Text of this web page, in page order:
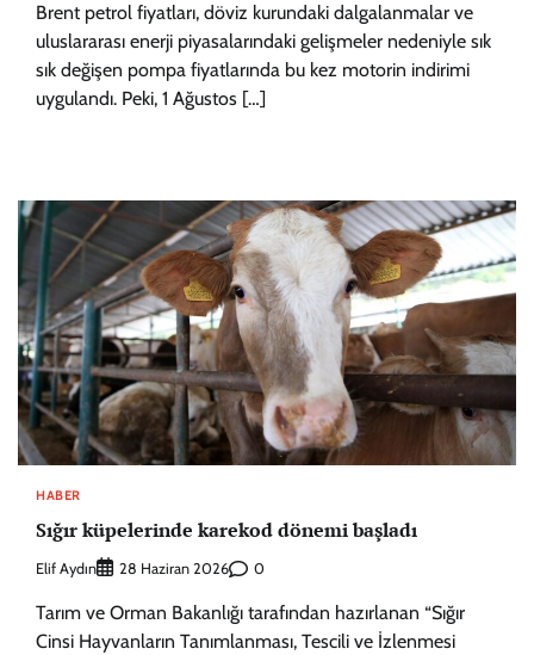
Brent petrol fiyatları, döviz kurundaki dalgalanmalar ve
uluslararası enerji piyasalarındaki gelişmeler nedeniyle sık
sık değişen pompa fiyatlarında bu kez motorin indirimi
uygulandı. Peki, 1 Ağustos […]
HABER
Sığır küpelerinde karekod dönemi başladı
Elif Aydın 28 Haziran 2026 0
Tarım ve Orman Bakanlığı tarafından hazırlanan “Sığır
Cinsi Hayvanların Tanımlanması, Tescili ve İzlenmesi